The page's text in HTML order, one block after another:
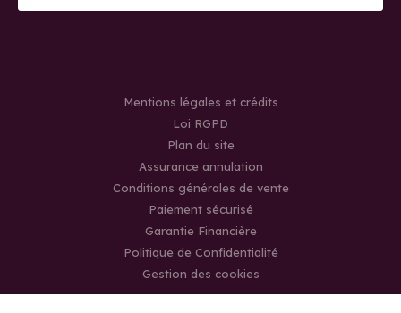
Mentions légales et crédits
Loi RGPD
Plan du site
Assurance annulation
Conditions générales de vente
Paiement sécurisé
Garantie Financière
Politique de Confidentialité
Gestion des cookies